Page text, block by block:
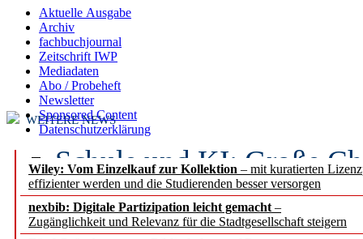
Aktuelle Ausgabe
Archiv
fachbuchjournal
Zeitschrift IWP
Mediadaten
Abo / Probeheft
Newsletter
Sponsored Content
Datenschutzerklärung
Wiley: Vom Einzelkauf zur Kollektion – mit kuratierten
effizienter werden und die Studierenden besser versorgen
nexbib: Digitale Partizipation leicht gemacht –
Zugänglichkeit und Relevanz für die Stadtgesellschaft steigern
WEITERE NEWS
Schule und KI: Große
Voraussetzungen